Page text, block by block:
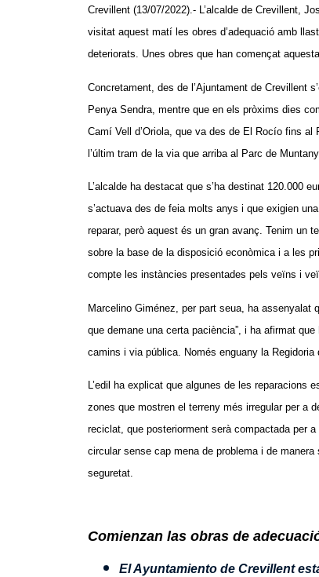
Crevillent (13/07/2022).- L’alcalde de Crevillent,
visitat aquest matí les obres d’adequació amb
deteriorats. Unes obres que han començat
Concretament, des de l’Ajuntament de Crevillent
Penya Sendra, mentre que en els pròxims dies
Camí Vell d’Oriola, que va des de El Rocío fins
l’últim tram de la via que arriba al Parc de
L’alcalde ha destacat que s’ha destinat 120.000
s’actuava des de feia molts anys i que exigien
reparar, però aquest és un gran avanç. Tenim un
sobre la base de la disposició econòmica i a les
compte les instàncies presentades pels veïns i
Marcelino Giménez, per part seua, ha assenyalat
que demane una certa paciència”, i ha afirmat
camins i via pública. Només enguany la
L’edil ha explicat que algunes de les
zones que mostren el terreny més irregular per a
reciclat, que posteriorment serà compactada per
circular sense cap mena de problema i de
seguretat.
Comienzan las obras de
El Ayuntamiento de Crevillent